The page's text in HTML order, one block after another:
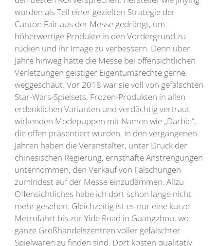
wurden als Teil einer gezielten Strategie der
Canton Fair aus der Messe gedrängt, um
höherwertige Produkte in den Vordergrund zu
rücken und ihr Image zu verbessern. Denn über
Jahre hinweg hatte die Messe bei offensichtlichen
Verletzungen geistiger Eigentumsrechte gerne
weggeschaut. Vor 2018 war sie voll von gefälschten
Star-Wars-Spielsets, Frozen-Produkten in allen
erdenklichen Varianten und verdächtig vertraut
wirkenden Modepuppen mit Namen wie „Darbie“,
die offen präsentiert wurden. In den vergangenen
Jahren haben die Veranstalter, unter Druck der
chinesischen Regierung, ernsthafte Anstrengungen
unternommen, den Verkauf von Fälschungen
zumindest auf der Messe einzudämmen. Allzu
Offensichtliches habe ich dort schon lange nicht
mehr gesehen. Gleichzeitig ist es nur eine kurze
Metrofahrt bis zur Yide Road in Guangzhou, wo
ganze Großhandelszentren voller gefälschter
Spielwaren zu finden sind. Dort kosten qualitativ